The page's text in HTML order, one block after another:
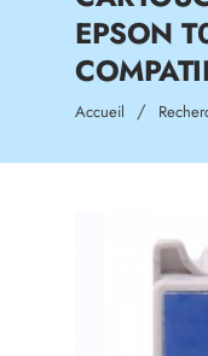
EPSON
Accueil home